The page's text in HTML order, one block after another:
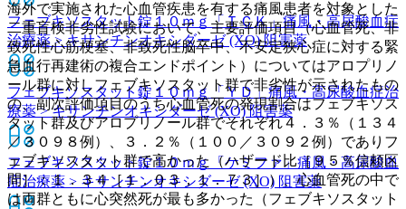
フェブキソスタット錠１０ｍｇ「ＴＣＫ」痛風・高尿酸血症
治療薬 > キサンチンオキシダーゼ (XO) 阻害薬
フェブキソスタット錠１０ｍｇ「ＹＤ」痛風・高尿酸血症治
療薬 > キサンチンオキシダーゼ (XO) 阻害薬
フェブキソスタット錠１０ｍｇ「ケミファ」痛風・高尿酸血
症治療薬 > キサンチンオキシダーゼ (XO) 阻害薬
海外で実施された心血管疾患を有する痛風患者を対象とした
二重盲検非劣性試験において、主要評価項目（心血管死、非
致死性心筋梗塞、非致死性脳卒中、不安定狭心症に対する緊
急血行再建術の複合エンドポイント）についてはアロプリノ
ール群に対しフェブキソスタット群で非劣性が示されたもの
の、副次評価項目のうち心血管死の発現割合はフェブキソス
タット群及びアロプリノール群でそれぞれ４．３％（１３４
／３０９８例）、３．２％（１００／３０９２例）でありフ
ェブキソスタット群で高かった（ハザード比［９５％信頼区
間］：１．３４［１．０３，１．７３］）、心血管死の中で
は両群ともに心突然死が最も多かった（フェブキソスタット